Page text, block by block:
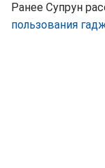
Ранее Супрун
пользования